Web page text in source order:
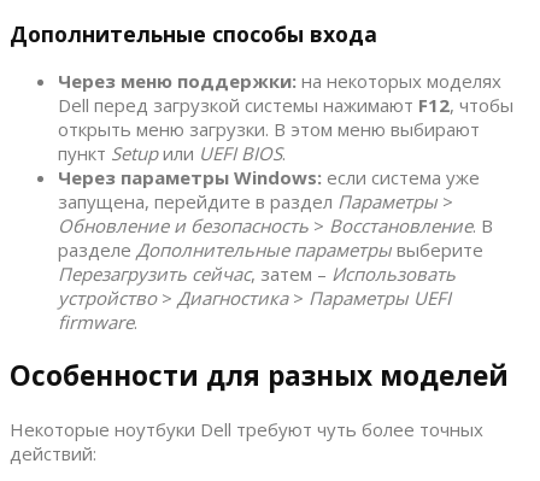
Дополнительные способы входа
Через меню поддержки: на некоторых моделях
Dell перед загрузкой системы нажимают F12, чтобы
открыть меню загрузки. В этом меню выбирают
пункт Setupили UEFI BIOS.
Через параметры Windows: если система уже
запущена, перейдите в раздел Параметры >
Обновление и безопасность > Восстановление. В
разделе Дополнительные параметры выберите
Перезагрузить сейчас, затем – Использовать
устройство> Диагностика> Параметры UEFI
firmware.
Особенности для разных моделей
Некоторые ноутбуки Dell требуют чуть более точных
действий: